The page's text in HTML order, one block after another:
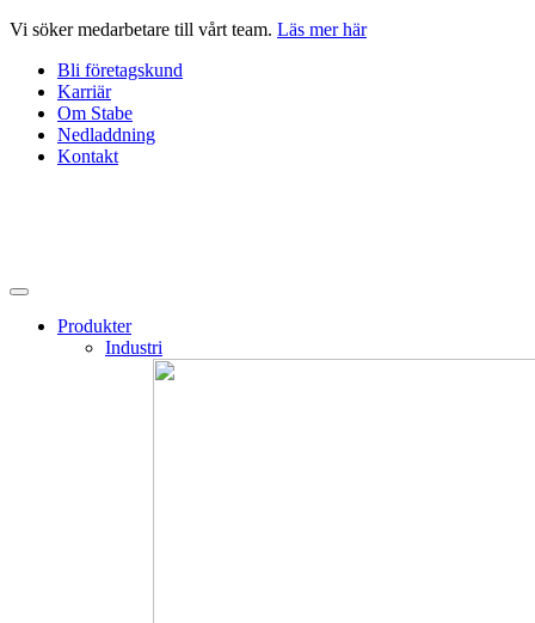
Hoppa
innehåll
Vi söker medarbetare till vårt team. Läs mer här
Bli företagskund
Karriär
Om Stabe
Nedladdning
Kontakt
Produkter
Industri